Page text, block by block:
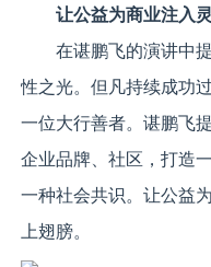
让公益为商业注入
在谌鹏飞的演讲中
性之光。但凡持续成功
一位大行善者。谌鹏飞
企业品牌、社区，打造
一种社会共识。让公益
上翅膀。